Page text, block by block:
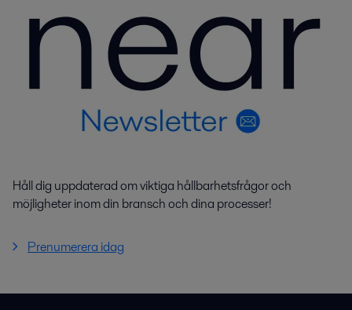
Håll dig uppdaterad om viktiga hållbarhetsfrågor och
möjligheter inom din bransch och dina processer!
Prenumerera idag